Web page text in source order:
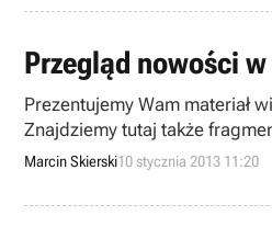
Przegląd nowości
Prezentujemy Wam materiał
Znajdziemy tutaj także
Marcin Skierski10 stycznia 2013 11:20